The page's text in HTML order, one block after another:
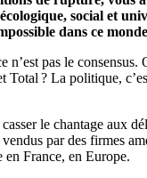
social et
dans ce
pas le
Total ? La politique,
le chantage aux
par des firmes
en France, en Europe.